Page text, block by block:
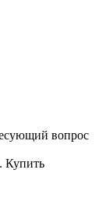
вопрос
Купить